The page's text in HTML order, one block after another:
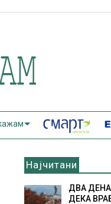
Најчитани
ДВА
ДЕКА